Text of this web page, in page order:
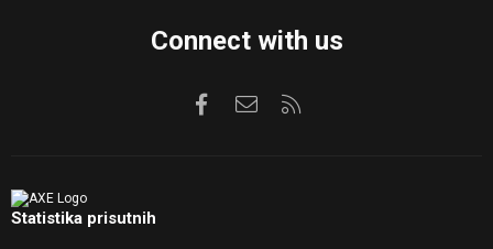
Connect with us
FacebookKontaktirajte nas
Statistika prisutnih